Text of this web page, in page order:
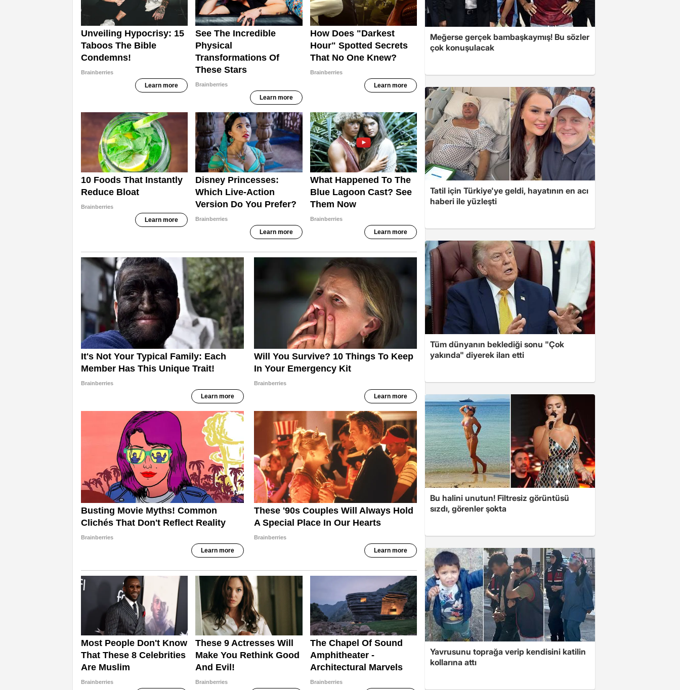
Meğerse gerçek bambaşkaymış! Bu sözler
çok konuşulacak
Tatil için Türkiye'ye geldi, hayatının en acı
haberi ile yüzleşti
Tüm dünyanın beklediği sonu "Çok
yakında" diyerek ilan etti
Bu halini unutun! Filtresiz görüntüsü
sızdı, görenler şokta
Yavrusunu toprağa verip kendisini katilin
kollarına attı